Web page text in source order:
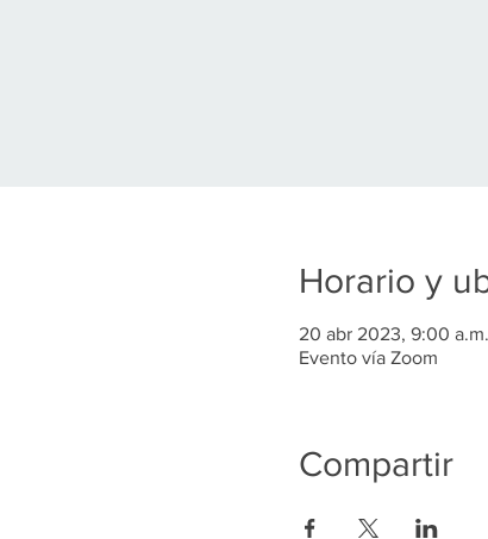
Horario y
20 abr 2023, 9:00
Evento vía Zoom
Compartir